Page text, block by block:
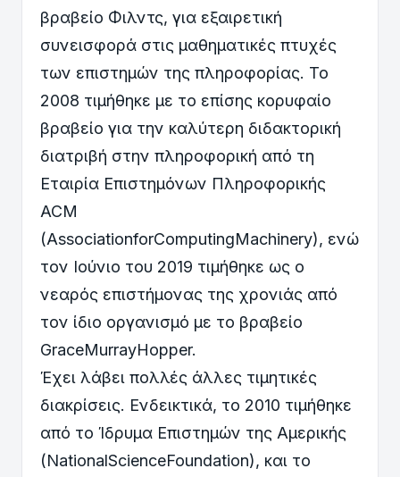
βραβείο Φιλντς, για εξαιρετική
συνεισφορά στις μαθηματικές πτυχές
των επιστημών της πληροφορίας. Το
2008 τιμήθηκε με το επίσης κορυφαίο
βραβείο για την καλύτερη διδακτορική
διατριβή στην πληροφορική από τη
Εταιρία Επιστημόνων Πληροφορικής
ACM
(AssociationforComputingMachinery), ενώ
τον Ιούνιο του 2019 τιμήθηκε ως o
νεαρός επιστήμονας της χρονιάς από
τον ίδιο οργανισμό με το βραβείο
GraceMurrayHopper.
Έχει λάβει πολλές άλλες τιμητικές
διακρίσεις. Ενδεικτικά, το 2010 τιμήθηκε
από το Ίδρυμα Επιστημών της Αμερικής
(NationalScienceFoundation), και το